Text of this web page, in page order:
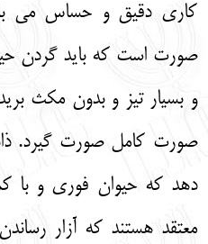
کاری دقیق و حساس می‌
صورت است که باید گردن
و بسیار تیز و بدون مکث
صورت کامل صورت گیرد.
دهد که حیوان فوری و با
معتقد هستند که آزار